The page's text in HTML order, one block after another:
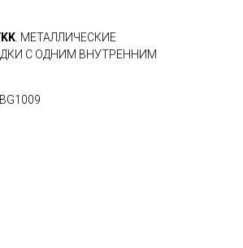
. МЕТАЛЛИЧЕСКИЕ
С ОДНИМ ВНУТРЕННИМ